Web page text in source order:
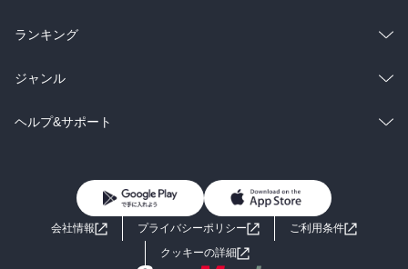
雑誌・グラビア
BL・TL
ラノベ
雑誌・グラビア
BL・TL
総合
ラノベ
雑誌・グラビア
ランキング
総合
ラノベ
ジャンル
コミック
ライトノベル 男子向けラノベ
小説
ヘルプ&サポート
よくあるご質問 お問い合わせ
会社情報 プライバシーポリシー
ご利用条件
クッキーの詳細